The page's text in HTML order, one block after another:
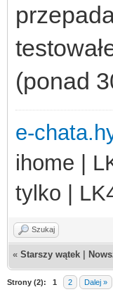
(ponad
e-
ihome |
tylko |
Szukaj
« Starszy wątek
Strony (2): 1 2 Dalej »